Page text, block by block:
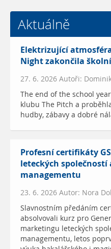
Aktuálně
Elektrizující
Night zakončila
27. 6. 2026 Autoři:
The end of the school
klubu The Pitch a
hudby, zábavy a dobré
Profesní certifikáty
leteckých
managementu
23. 6. 2026 Autor: Nora
Slavnostním předáním
absolvovali kurz pro
marketingu leteckých
managementu, letos